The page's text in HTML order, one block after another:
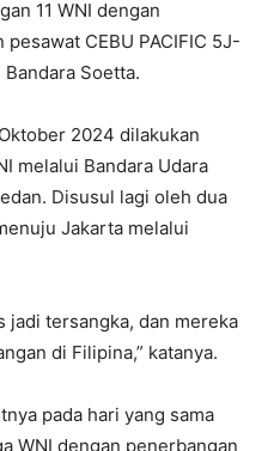
11 WNI dengan
CEBU PACIFIC 5J-
Soetta.
2024 dilakukan
melalui Bandara Udara
Disusul lagi oleh dua
Jakarta melalui
jadi tersangka, dan mereka
di Filipina,” katanya.
pada hari yang sama
WNI dengan penerbangan